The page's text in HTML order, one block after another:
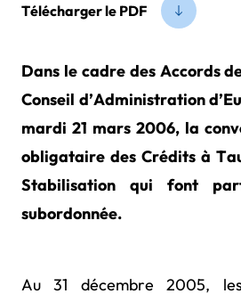
Télécharger le PDF
Dans le cadre des Accords
Conseil d’Administration
mardi 21 mars 2006, la
obligataire des Crédits à
Stabilisation qui font
subordonnée.
Au 31 décembre 2005,